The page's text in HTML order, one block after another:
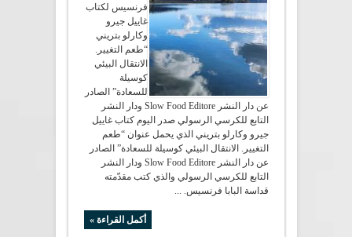
فرنسيس لكتاب
غاييل جيرو
وكارلو بتريني
“طعم التغيير.
الانتقال البيئي
كوسيلة
للسعادة” الصادر
عن دار النشر Slow Food Editore ودار النشر
التابع للكرسي الرسولي صدر اليوم كتاب غاييل
جيرو وكارلو بتريني الذي يحمل عنوان “طعم
التغيير. الانتقال البيئي كوسيلة للسعادة” الصادر
عن دار النشر Slow Food Editore ودار النشر
التابع للكرسي الرسولي والذي كتب مقدّمته
قداسة البابا فرنسيس. ...
أكمل القراءة »